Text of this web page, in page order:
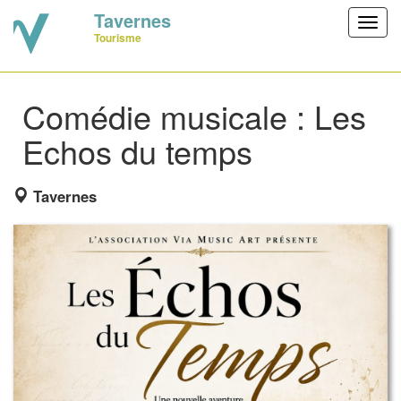
Tavernes
Tourisme
Comédie musicale : Les
Echos du temps
Tavernes